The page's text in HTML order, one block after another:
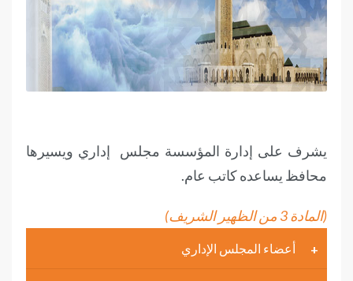
يشرف على إدارة المؤسسة مجلس إداري ويسيرها
محافظ يساعده كاتب عام.
(المادة 3 من الظهير الشريف)
أعضاء المجلس الإداري